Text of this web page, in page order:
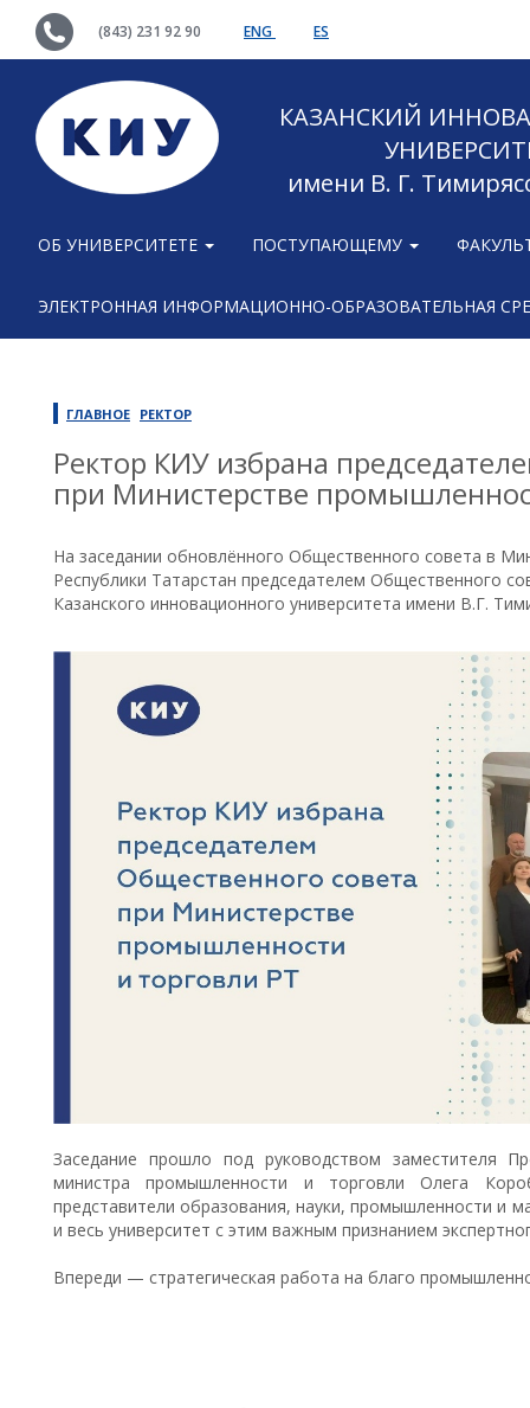
(843) 231 92 90 ENG ES
КАЗАНСКИЙ
имени В. Г.
ОБ УНИВЕРСИТЕТЕ ПОСТУПАЮЩЕМУ
ЭЛЕКТРОННАЯ ИНФОРМАЦИОННО-ОБРАЗОВАТЕЛЬНАЯ
ГЛАВНОЕ РЕКТОР
Ректор КИУ избрана
при Министерстве
На заседании обновлённого Общественного совета в
Республики Татарстан председателем Общественного
Казанского инновационного университета имени В.Г.
Заседание прошло под руководством заместителя
министра промышленности и торговли Олега
представители образования, науки, промышленности и
и весь университет с этим важным признанием
Впереди — стратегическая работа на благо